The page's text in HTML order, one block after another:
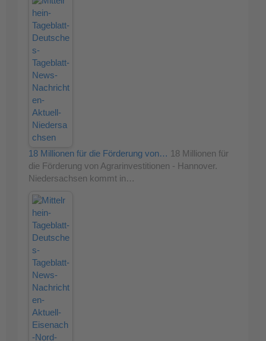
18 Millionen für die Förderung von… 18 Millionen für
die Förderung von Agrarinvestitionen - Hannover.
Niedersachsen kommt in…